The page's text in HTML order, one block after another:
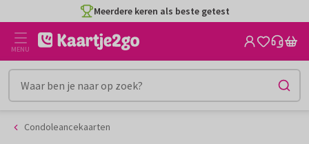
naar
inhoud
naar
het
filter
CO2-neutraal gedrukt
MENU
Condoleancekaarten